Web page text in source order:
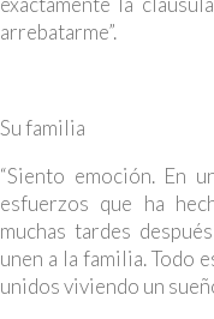
arrebatarme”.
Su familia
“Siento emoción. En
esfuerzos que ha
muchas tardes
unen a la familia. Todo
unidos viviendo un